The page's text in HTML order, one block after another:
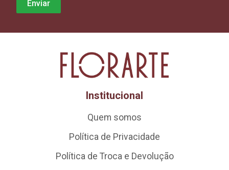
Institucional
Quem somos
Política de Privacidade
Política de Troca e Devolução